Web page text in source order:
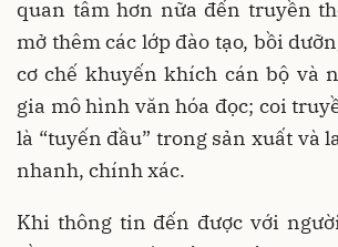
quan tâm hơn nữa đến truyền
mở thêm các lớp đào tạo, bồi
cơ chế khuyến khích cán bộ và
gia mô hình văn hóa đọc; coi
là “tuyến đầu” trong sản xuất và
nhanh, chính xác.
Khi thông tin đến được với